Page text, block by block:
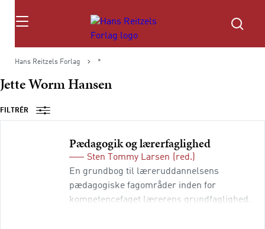
Søg
Hans Reitzels Forlag *
Jette Worm Hansen
FILTRÉR
Pædagogik og lærerfaglighed
Sten Tommy Larsen
(red.)
En grundbog til læreruddannelsens
pædagogiske fagområder inden for
kompetencefaget lærerens grundfaglighed.